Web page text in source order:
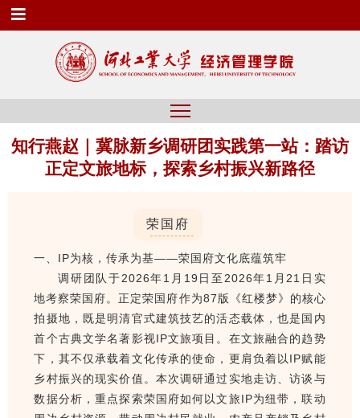
知行燕赵｜冀脉新乡调研团实践第一站：踏访
正定文旅地标，探索乡村振兴新路径
荣国府
一、IP为核，传承为基——荣国府文化底蕴筑牢
调研团队于2026年1月19日至2026年1月21日实
地考察荣国府。正定荣国府作为87版《红楼梦》的核心
拍摄地，既是明清官式建筑技艺的活态载体，也是国内
首个古典文学名著影视IP文旅项目。在文旅融合的趋势
下，其不仅承载着文化传承的使命，更肩负着以IP赋能
乡村振兴的现实价值。本次调研通过实地走访、访谈与
数据分析，重点探索荣国府如何以文旅IP为纽带，联动